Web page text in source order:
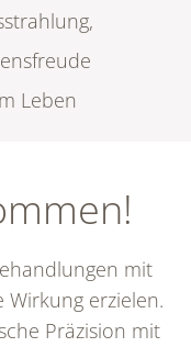
Leben
mit
erzielen.
Präzision mit